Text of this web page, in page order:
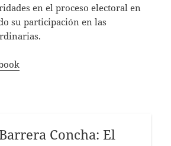
en el proceso electoral en
su participación en las
Concha: El